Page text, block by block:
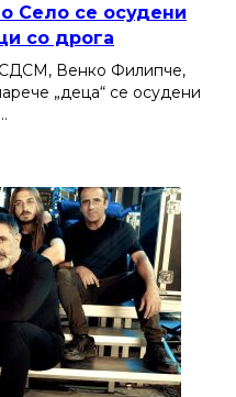
Село се осудени
со дрога
Венко Филипче,
„деца“ се осудени